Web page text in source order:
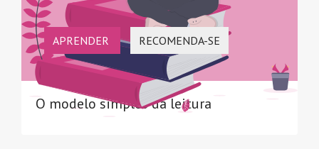
APRENDER RECOMENDA-SE
O modelo simples da leitura